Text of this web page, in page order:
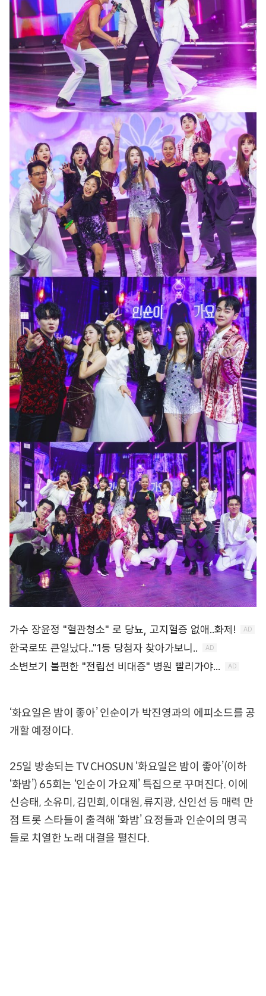
‘화요일은 밤이 좋아’ 인순이가 박진영과의 에피소드를 공
개할 예정이다.
25일 방송되는 TV CHOSUN ‘화요일은 밤이 좋아’(이하
‘화밤’) 65회는 ‘인순이 가요제’ 특집으로 꾸며진다. 이에
신승태, 소유미, 김민희, 이대원, 류지광, 신인선 등 매력 만
점 트롯 스타들이 출격해 ‘화밤’ 요정들과 인순이의 명곡
들로 치열한 노래 대결을 펼친다.